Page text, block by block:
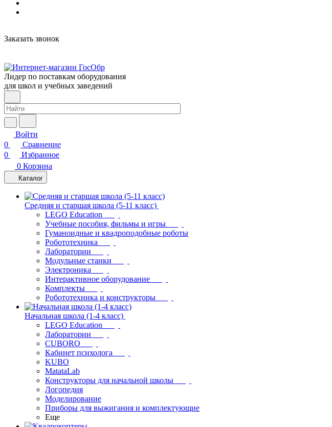
Заказать звонок
Лидер по поставкам оборудования
для школ и учебных заведений
Войти
0
Сравнение
0
Избранное
0 Корзина
Каталог
Средняя и старшая школа (5-11 класс)
LEGO Education
Учебные пособия, фильмы и игры
Гуманоидные и квадроподобные роботы
Робототехника
Лаборатории
Модульные станки
Электроника
Интерактивное оборудование
Комплекты
Робототехника и конструкторы
Начальная школа (1-4 класс)
LEGO Education
Лаборатории
CUBORO
Кабинет психолога
KUBO
MatataLab
Конструкторы для начальной школы
Логопедия
Моделирование
Приборы для выжигания и комплектующие
Еще